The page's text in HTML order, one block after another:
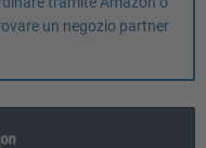
un negozio partner